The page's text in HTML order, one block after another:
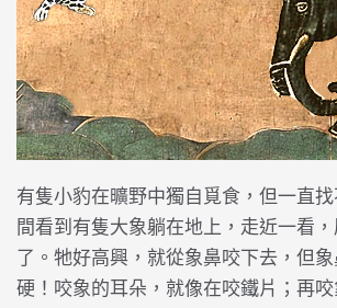
有隻小豹在曠野中獨自覓食，但一直
間看到有隻大象躺在地上，走近一看
了。牠好高興，就從象鼻咬下去，但
硬！咬象的耳朵，就像在咬鐵片；再